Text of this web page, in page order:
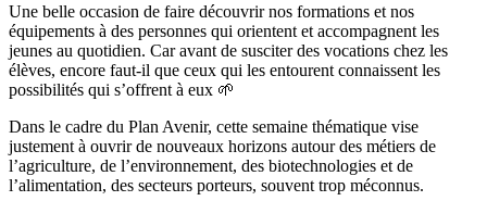
Une belle occasion de faire découvrir nos formations et nos
équipements à des personnes qui orientent et accompagnent les
jeunes au quotidien. Car avant de susciter des vocations chez les
élèves, encore faut-il que ceux qui les entourent connaissent les
possibilités qui s’offrent à eux 🌱
Dans le cadre du Plan Avenir, cette semaine thématique vise
justement à ouvrir de nouveaux horizons autour des métiers de
l’agriculture, de l’environnement, des biotechnologies et de
l’alimentation, des secteurs porteurs, souvent trop méconnus.